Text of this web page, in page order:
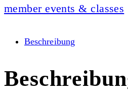
member events & classes
Beschreibung